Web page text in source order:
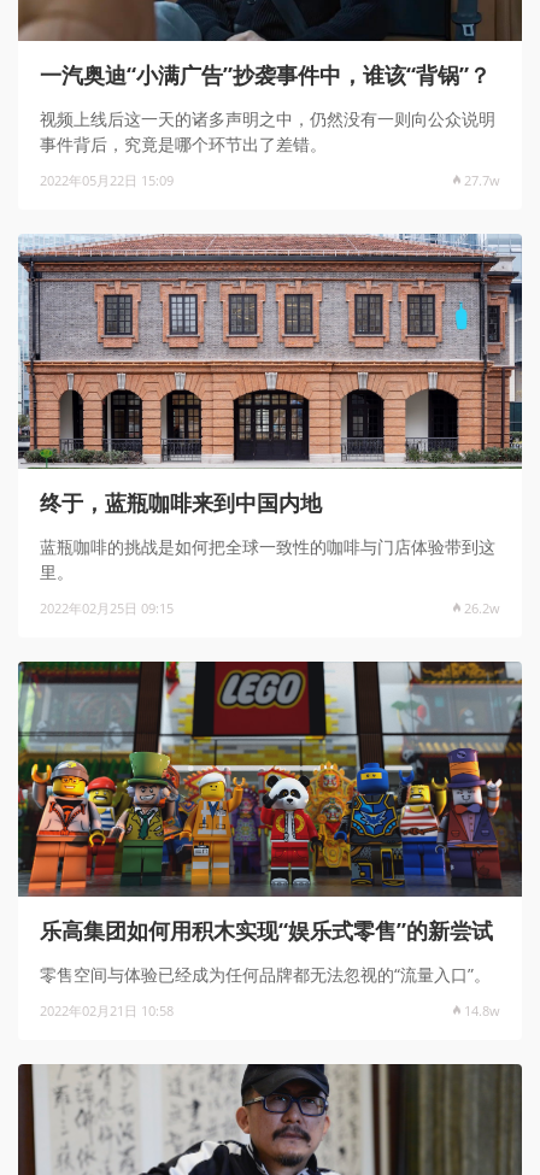
一汽奥迪“小满广告”抄袭事件中，谁该“背锅”？
视频上线后这一天的诸多声明之中，仍然没有一则向公众说明
事件背后，究竟是哪个环节出了差错。
2022年05月22日 15:09 27.7w
终于，蓝瓶咖啡来到中国内地
蓝瓶咖啡的挑战是如何把全球一致性的咖啡与门店体验带到这
里。
2022年02月25日 09:15 26.2w
乐高集团如何用积木实现“娱乐式零售”的新尝试
零售空间与体验已经成为任何品牌都无法忽视的“流量入口”。
2022年02月21日 10:58 14.8w